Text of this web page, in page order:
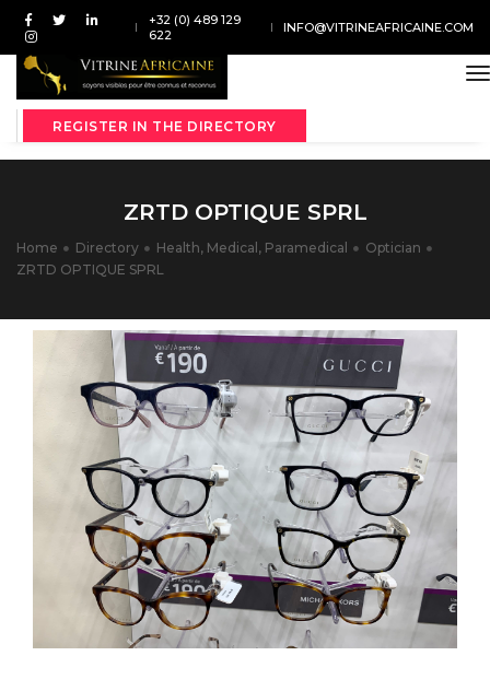
+32 (0) 489 129
622
INFO@VITRINEAFRICAINE.COM
REGISTER IN THE DIRECTORY
ZRTD OPTIQUE SPRL
Home Directory Health, Medical, Paramedical
Optician
ZRTD OPTIQUE SPRL